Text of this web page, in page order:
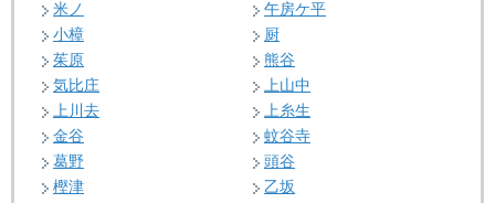
米ノ
午房ケ平
小樟
厨
茱原
熊谷
気比庄
上山中
上川去
上糸生
金谷
蚊谷寺
葛野
頭谷
樫津
乙坂